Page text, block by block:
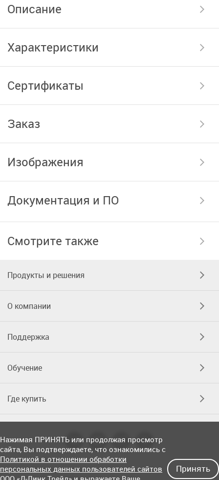
Описание
Характеристики
Сертификаты
Заказ
Изображения
Документация и ПО
Смотрите также
Продукты и решения
О компании
Поддержка
Обучение
Где купить
Нажимая ПРИНЯТЬ или продолжая просмотр
сайта, Вы подтверждаете, что ознакомились с
Политикой в отношении обработки
персональных данных пользователей сайтов
Принять